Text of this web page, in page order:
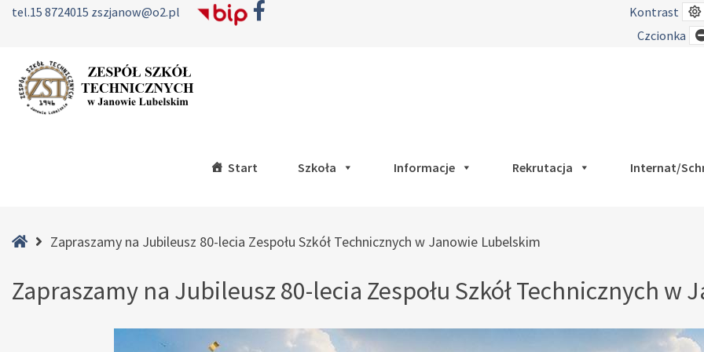
Zapraszamy
Jubileusz
tel.15 8724015 zszjanow@o2.pl Kontrast
Czcionka
Start Szkoła Informacje Rekrutacja Internat/
HomeZapraszamy na Jubileusz 80-lecia Zespołu Szkół Technicznych w Janowie Lubelskim
Zapraszamy na Jubileusz 80-lecia Zespołu Szkół Technicznych w